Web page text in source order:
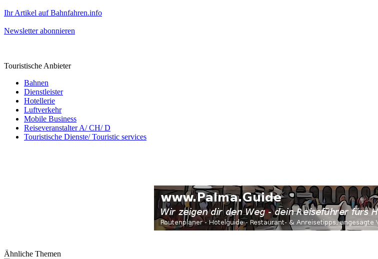
Ihr Artikel auf Bahnfahren.info
Newsletter abonnieren
Touristische Anbieter
Bahnen
Dienstleister
Hotellerie
Luftverkehr
Mobile Business
Reiseveranstalter A/ CH/ D
Touristische Dienste/ Touristic services
Ähnliche Themen